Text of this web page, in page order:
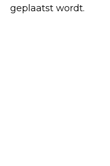
geplaatst wordt.